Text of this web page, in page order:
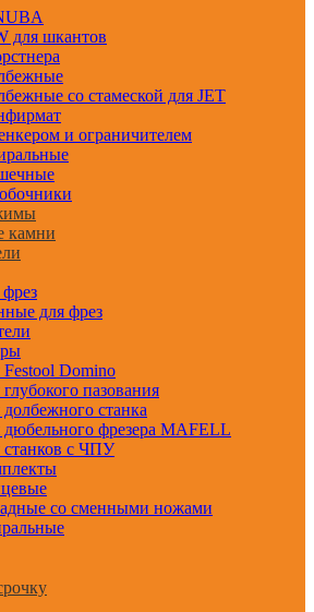
для шкантов
со стамеской для JET
и ограничителем
камни
для фрез
Domino
пазования
станка
фрезера MAFELL
с ЧПУ
со сменными ножами